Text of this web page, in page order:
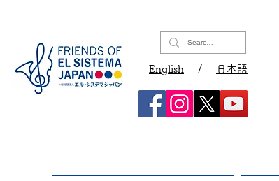
English / 日本語